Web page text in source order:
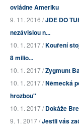
ovládne Ameriku
9. 11. 2016 /JDE DO
nezávislou n...
10. 1. 2017 /Kouření
8 milio...
10. 1. 2017 /Zygmunt
10. 1. 2017 /Německá
hrozbou"
10. 1. 2017 /Dokáže
9. 1. 2017 /Jestli vás